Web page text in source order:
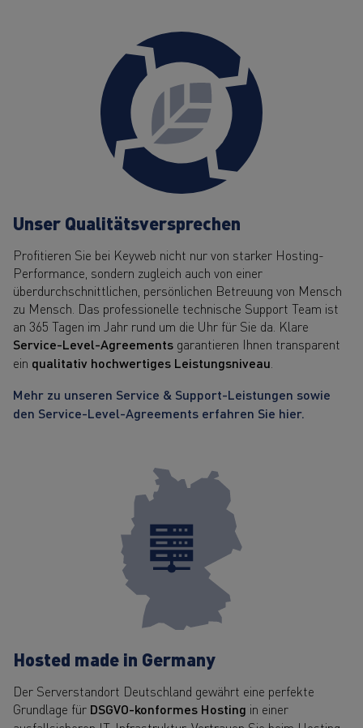
Unser Qualitätsversprechen
Profitieren Sie bei Keyweb nicht nur von starker Hosting-
Performance, sondern zugleich auch von einer
überdurchschnittlichen, persönlichen Betreuung von Mensch
zu Mensch. Das professionelle technische Support Team ist
an 365 Tagen im Jahr rund um die Uhr für Sie da. Klare
Service-Level-Agreements garantieren Ihnen transparent
ein qualitativ hochwertiges Leistungsniveau
Mehr zu unseren Service & Support-Leistungen sowie
den Service-Level-Agreements erfahren Sie hier.
Hosted made in Germany
Der Serverstandort Deutschland gewährt eine perfekte
Grundlage für DSGVO-konformes Hosting in einer